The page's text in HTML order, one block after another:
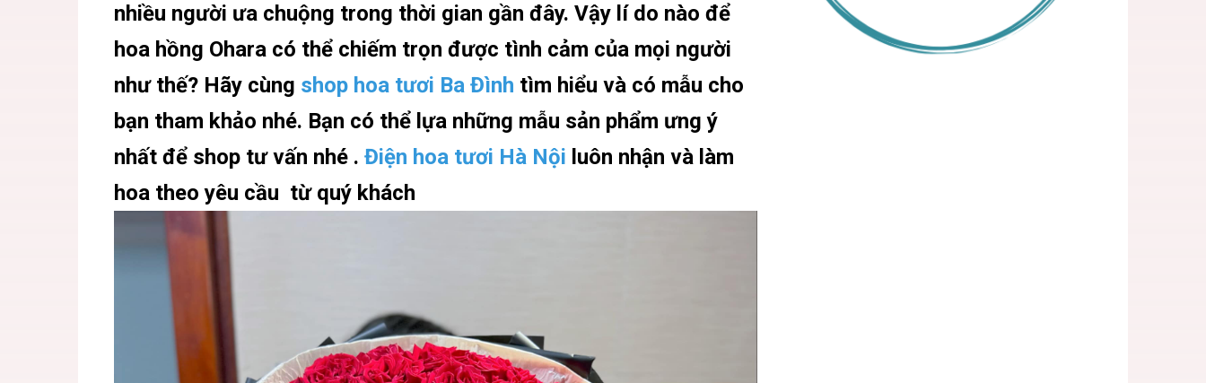
nhiều người ưa chuộng trong thời gian gần đây. Vậy lí do nào để
hoa hồng Ohara có thể chiếm trọn được tình cảm của mọi người
như thế? Hãy cùng shop hoa tươi Ba Đình tìm hiểu và có mẫu cho
bạn tham khảo nhé. Bạn có thể lựa những mẫu sản phẩm ưng ý
nhất để shop tư vấn nhé . Điện hoa tươi Hà Nội luôn nhận và làm
hoa theo yêu cầu từ quý khách